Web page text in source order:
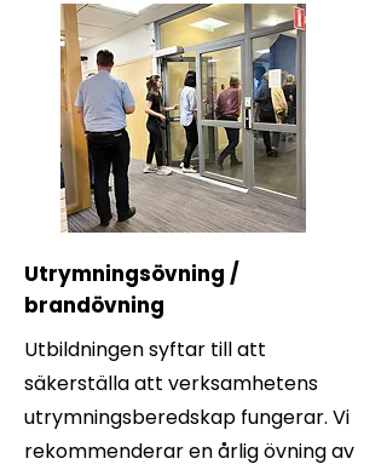
Utrymningsövning /
brandövning
Utbildningen syftar till att
säkerställa att verksamhetens
utrymningsberedskap fungerar. Vi
rekommenderar en årlig övning av